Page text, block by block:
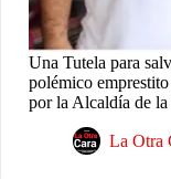
Una Tutela para
polémico
por la Alcaldía de la
La Otra